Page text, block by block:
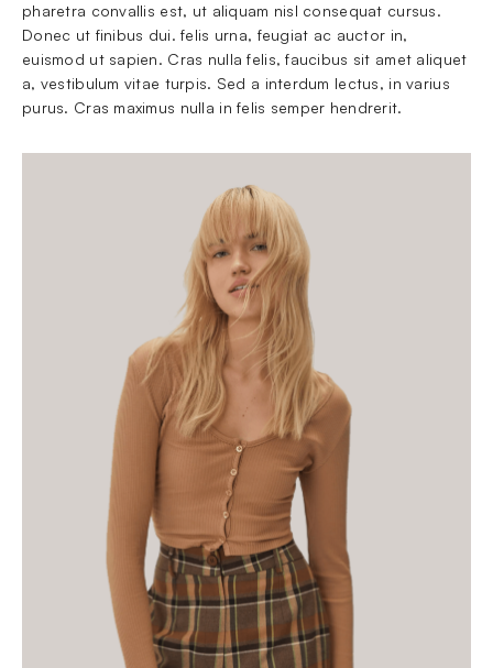
pharetra convallis est, ut aliquam nisl consequat cursus.
Donec ut finibus dui. felis urna, feugiat ac auctor in,
euismod ut sapien. Cras nulla felis, faucibus sit amet aliquet
a, vestibulum vitae turpis. Sed a interdum lectus, in varius
purus. Cras maximus nulla in felis semper hendrerit.